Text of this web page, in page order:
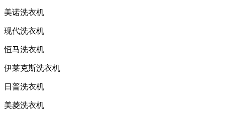
美诺洗衣机
现代洗衣机
恒马洗衣机
伊莱克斯洗衣机
日普洗衣机
美菱洗衣机